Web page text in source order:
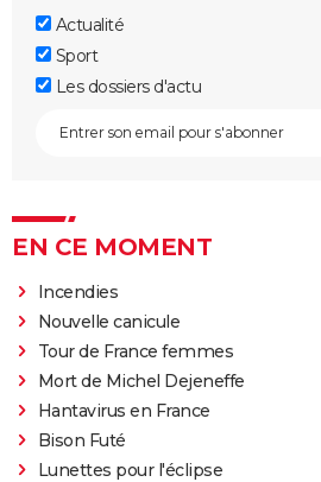
Actualité
Sport
Les dossiers d'actu
EN CE MOMENT
Incendies
Nouvelle canicule
Tour de France femmes
Mort de Michel Dejeneffe
Hantavirus en France
Bison Futé
Lunettes pour l'éclipse